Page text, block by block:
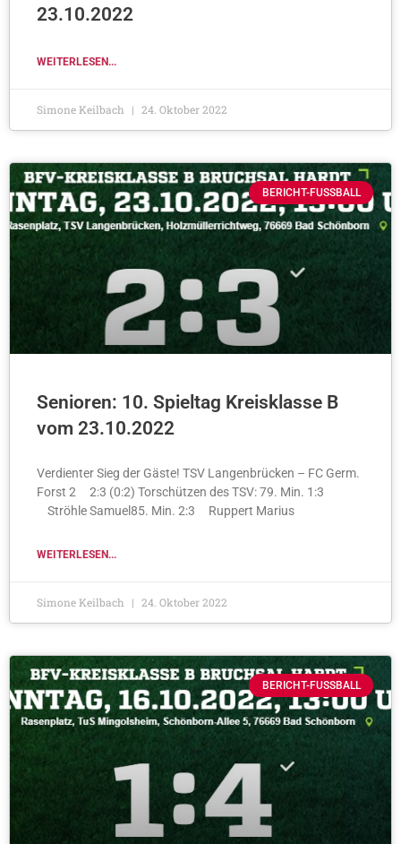
23.10.2022
WEITERLESEN...
Simone Keilbach 24. Oktober 2022
BERICHT-FUSSBALL
Senioren: 10. Spieltag Kreisklasse B
vom 23.10.2022
Verdienter Sieg der Gäste! TSV Langenbrücken – FC Germ.
Forst 2 2:3 (0:2) Torschützen des TSV: 79. Min. 1:3
Ströhle Samuel85. Min. 2:3 Ruppert Marius
WEITERLESEN...
Simone Keilbach 24. Oktober 2022
BERICHT-FUSSBALL